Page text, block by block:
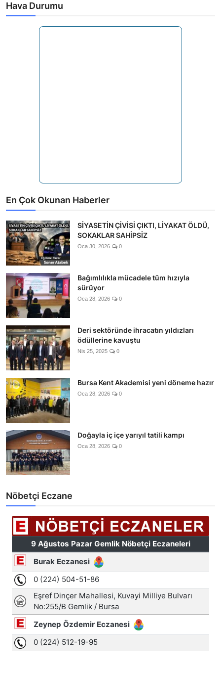
Hava Durumu
En Çok Okunan Haberler
SİYASETİN ÇİVİSİ ÇIKTI, LİYAKAT ÖLDÜ,
SOKAKLAR SAHİPSİZ
Oca 30, 2026 0
Bağımlılıkla mücadele tüm hızıyla
sürüyor
Oca 28, 2026 0
Deri sektöründe ihracatın yıldızları
ödüllerine kavuştu
Nis 25, 2025 0
Bursa Kent Akademisi yeni döneme hazır
Oca 28, 2026 0
Doğayla iç içe yarıyıl tatili kampı
Oca 28, 2026 0
Nöbetçi Eczane